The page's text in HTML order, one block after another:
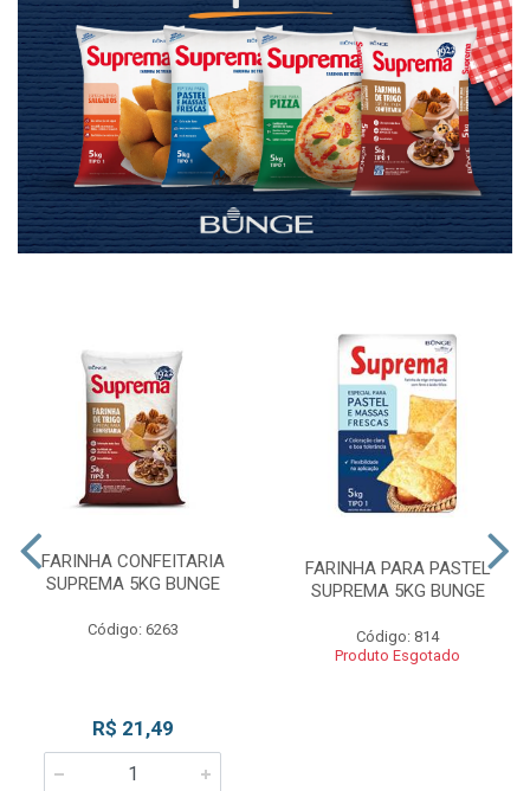
FARINHA CONFEITARIA
SUPREMA 5KG BUNGE
Código: 6263
R$ 21,49
FARINHA PARA PASTEL
SUPREMA 5KG BUNGE
Código: 814
Produto Esgotado